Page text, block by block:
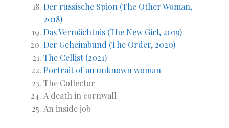
Der russische Spion (The Other Woman,
2018)
Das Vermächtnis (The New Girl, 2019)
Der Geheimbund (The Order, 2020)
The Cellist (2021)
Portrait of an unknown woman
The Collector
A death in cornwall
An inside job